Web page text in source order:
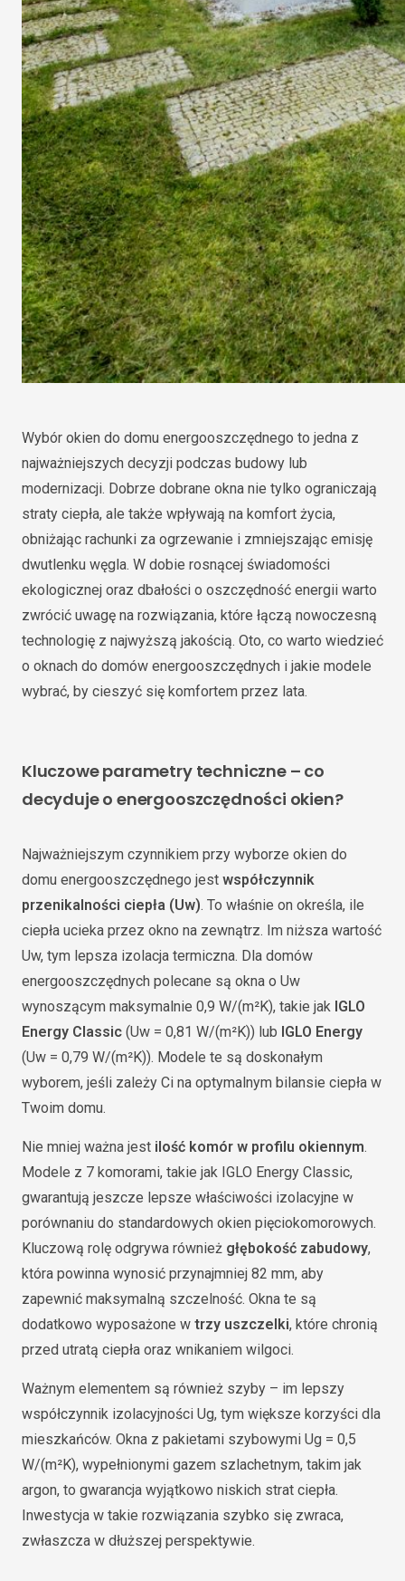
Wybór okien do domu energooszczędnego to jedna z
najważniejszych decyzji podczas budowy lub
modernizacji. Dobrze dobrane okna nie tylko ograniczają
straty ciepła, ale także wpływają na komfort życia,
obniżając rachunki za ogrzewanie i zmniejszając emisję
dwutlenku węgla. W dobie rosnącej świadomości
ekologicznej oraz dbałości o oszczędność energii warto
zwrócić uwagę na rozwiązania, które łączą nowoczesną
technologię z najwyższą jakością. Oto, co warto wiedzieć
o oknach do domów energooszczędnych i jakie modele
wybrać, by cieszyć się komfortem przez lata.
Kluczowe parametry techniczne – co
decyduje o energooszczędności okien?
Najważniejszym czynnikiem przy wyborze okien do
domu energooszczędnego jest współczynnik
przenikalności ciepła (Uw). To właśnie on określa, ile
ciepła ucieka przez okno na zewnątrz. Im niższa wartość
Uw, tym lepsza izolacja termiczna. Dla domów
energooszczędnych polecane są okna o Uw
wynoszącym maksymalnie 0,9 W/(m²K), takie jak IGLO
Energy Classic (Uw = 0,81 W/(m²K)) lub IGLO Energy
(Uw = 0,79 W/(m²K)). Modele te są doskonałym
wyborem, jeśli zależy Ci na optymalnym bilansie ciepła w
Twoim domu.
Nie mniej ważna jest ilość komór w profilu okiennym.
Modele z 7 komorami, takie jak IGLO Energy Classic,
gwarantują jeszcze lepsze właściwości izolacyjne w
porównaniu do standardowych okien pięciokomorowych.
Kluczową rolę odgrywa również głębokość zabudowy,
która powinna wynosić przynajmniej 82 mm, aby
zapewnić maksymalną szczelność. Okna te są
dodatkowo wyposażone w trzy uszczelki, które chronią
przed utratą ciepła oraz wnikaniem wilgoci.
Ważnym elementem są również szyby – im lepszy
współczynnik izolacyjności Ug, tym większe korzyści dla
mieszkańców. Okna z pakietami szybowymi Ug = 0,5
W/(m²K), wypełnionymi gazem szlachetnym, takim jak
argon, to gwarancja wyjątkowo niskich strat ciepła.
Inwestycja w takie rozwiązania szybko się zwraca,
zwłaszcza w dłuższej perspektywie.